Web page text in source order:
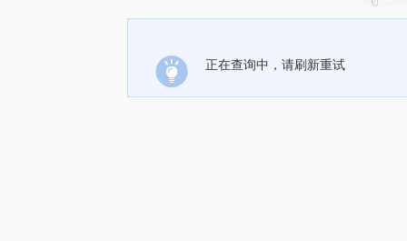
正在查询中，请刷新重试